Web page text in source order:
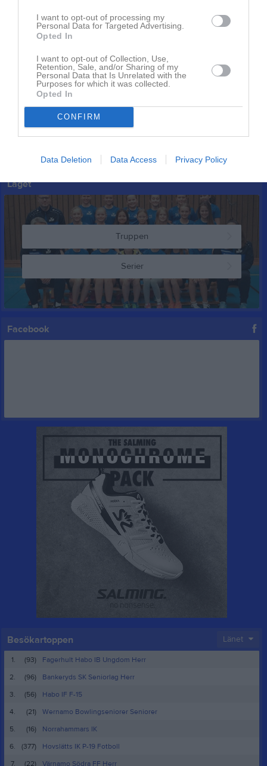
I want to opt-out of processing my
Personal Data for Targeted Advertising.
Opted In
I want to opt-out of Collection, Use,
Retention, Sale, and/or Sharing of my
Personal Data that Is Unrelated with the
Purposes for which it was collected.
Opted In
CONFIRM
Data Deletion Data Access Privacy Policy
Huvudmapp
På gång Kalender
Inga kommande aktiviteter
Kalenderöversikt
Laget
Truppen
Serier
Facebook
Besökartoppen Länet
1. (93)
Fagerhult Habo IB Ungdom Herr
2.
(96)
Bankeryds SK Seniorlag Herr
3.
(56)
Habo IF F-15
4.
(21)
Wernamo Bowlingseniorer Seniorer
5.
(16)
Norrahammars IK
6.
(377)
Hovslätts IK P-19 Fotboll
7.
(22) Värnamo Södra FF Herr